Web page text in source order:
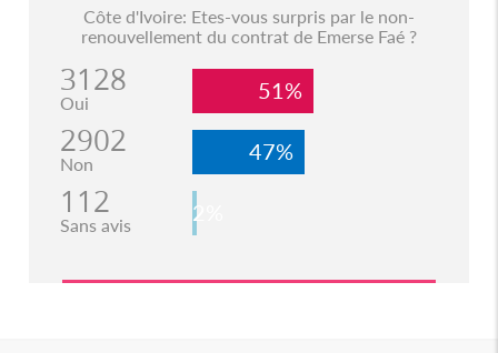
Côte d'Ivoire: Etes-vous surpris par le non-
renouvellement du contrat de Emerse Faé ?
3128
Oui 51%
2902
Non 47%
112
Sans avis 2%